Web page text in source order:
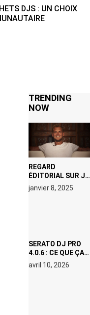
DJS : UN CHOIX
TRENDING
NOW
REGARD
ÉDITORIAL SUR JE
M’APPELLE TIM
(NETFLIX) : AVICII,
janvier 8, 2025
SERATO DJ PRO
4.0.6 : CE QUE ÇA
CHANGE, MÊME SI
VOUS N’ÊTES NI
avril 10, 2026